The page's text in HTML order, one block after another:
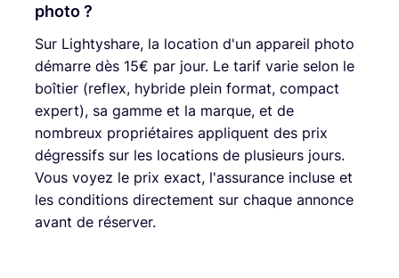
photo ?
Sur Lightyshare, la location d'un appareil photo
démarre dès 15€ par jour. Le tarif varie selon le
boîtier (reflex, hybride plein format, compact
expert), sa gamme et la marque, et de
nombreux propriétaires appliquent des prix
dégressifs sur les locations de plusieurs jours.
Vous voyez le prix exact, l'assurance incluse et
les conditions directement sur chaque annonce
avant de réserver.